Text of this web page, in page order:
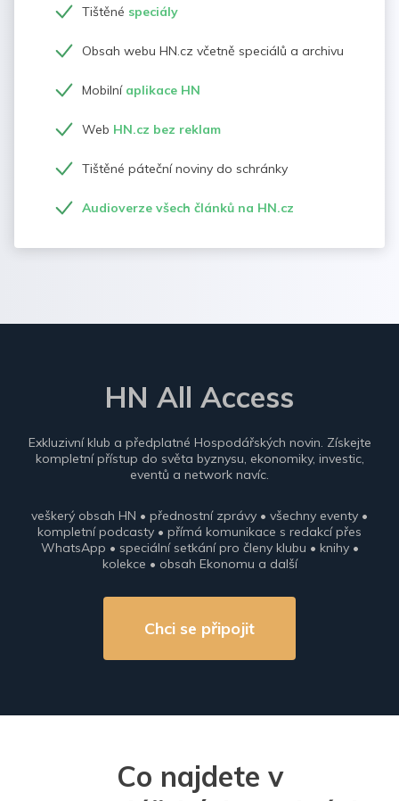
Tištěné speciály
Obsah webu HN.cz včetně speciálů a archivu
Mobilní aplikace HN
Web HN.cz bez reklam
Tištěné páteční noviny do schránky
Audioverze všech článků na HN.cz
HN All Access
Exkluzivní klub a předplatné Hospodářských novin. Získejte
kompletní přístup do světa byznysu, ekonomiky, investic,
eventů a network navíc.
veškerý obsah HN • přednostní zprávy • všechny eventy •
kompletní podcasty • přímá komunikace s redakcí přes
WhatsApp • speciální setkání pro členy klubu • knihy •
kolekce • obsah Ekonomu a další
Chci se připojit
Co najdete v